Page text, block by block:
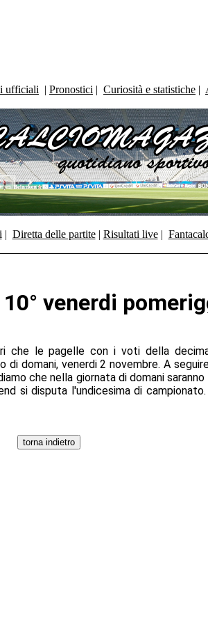
ufficiali | Pronostici | Curiosità e statistiche |
| Diretta delle partite| Risultati live|
venerdi
che le pagelle con i voti della
di domani, venerdi 2 novembre. A
che nella giornata di domani
si disputa l'undicesima di